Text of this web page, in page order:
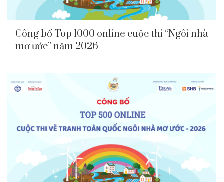
Công bố Top 1000 online cuộc thi “Ngôi nhà
mơ ước” năm 2026